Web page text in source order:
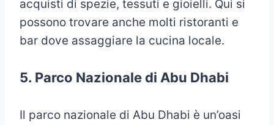
acquisti di spezie, tessuti e gioielli. Qui si
possono trovare anche molti ristoranti e
bar dove assaggiare la cucina locale.
5. Parco Nazionale di Abu Dhabi
Il parco nazionale di Abu Dhabi è un’oasi